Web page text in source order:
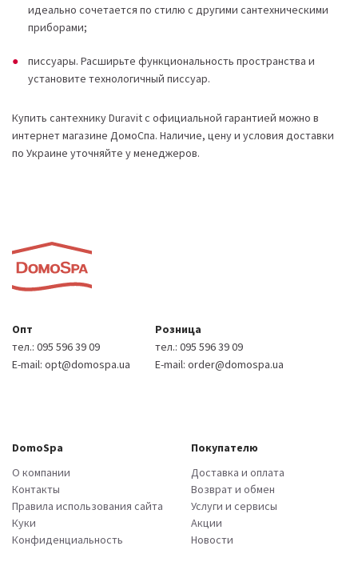
идеально сочетается по стилю с другими сантехническими
приборами;
писсуары. Расширьте функциональность пространства и
установите технологичный писсуар.
Купить сантехнику Duravit с официальной гарантией можно в
интернет магазине ДомоСпа. Наличие, цену и условия доставки
по Украине уточняйте у менеджеров.
Опт
тел.: 095 596 39 09
E-mail: opt@domospa.ua
Розница
тел.: 095 596 39 09
E-mail: order@domospa.ua
DomoSpa
О компании
Контакты
Правила использования сайта
Куки
Конфиденциальность
Покупателю
Доставка и оплата
Возврат и обмен
Услуги и сервисы
Акции
Новости